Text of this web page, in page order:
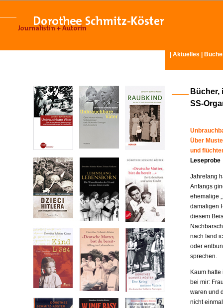
Aktuelles
Bücher,
SS-
Über
und
Leseprobe
Jahrelang
Anfangs
ehemalige
damaligen
diesem
nach fand
oder
sprechen.
Kaum
bei mir:
waren und
nicht